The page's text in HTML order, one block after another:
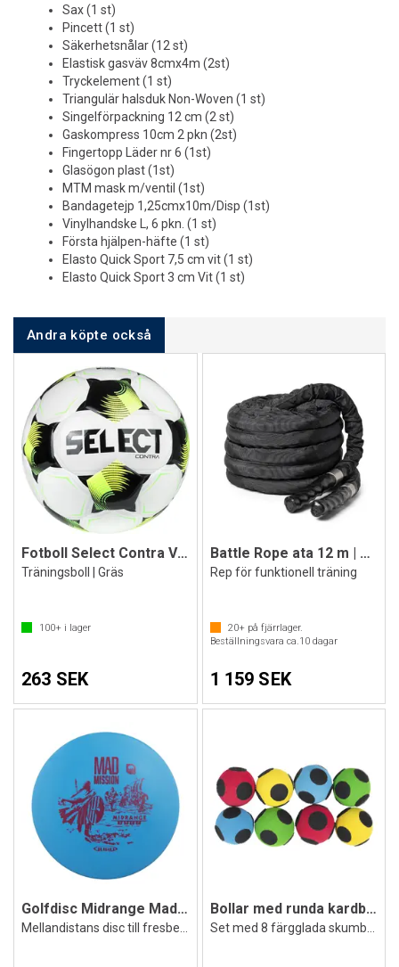
Sax (1 st)
Pincett (1 st)
Säkerhetsnålar (12 st)
Elastisk gasväv 8cmx4m (2st)
Tryckelement (1 st)
Triangulär halsduk Non-Woven (1 st)
Singelförpackning 12 cm (2 st)
Gaskompress 10cm 2 pkn (2st)
Fingertopp Läder nr 6 (1st)
Glasögon plast (1st)
MTM mask m/ventil (1st)
Bandagetejp 1,25cmx10m/Disp (1st)
Vinylhandske L, 6 pkn. (1 st)
Första hjälpen-häfte (1 st)
Elasto Quick Sport 7,5 cm vit (1 st)
Elasto Quick Sport 3 cm Vit (1 st)
Andra köpte också
Fotboll Select Contra V26
Träningsboll | Gräs
100+ i lager
263 SEK
Battle Rope ata 12 m | 11 kg
Rep för funktionell träning
20+på fjärrlager.
Beställningsvara ca.10dagar
1 159 SEK
Golfdisc Midrange Mad Mission ArcticLine Bollar med runda kardborreband